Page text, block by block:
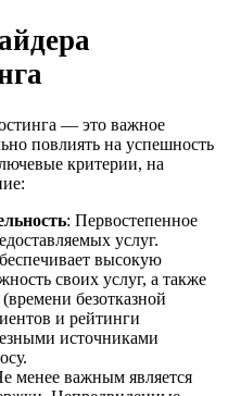
— это важное
повлиять на успешность
критерии, на
: Первостепенное
услуг.
высокую
своих услуг, а также
безотказной
и рейтинги
источниками
менее важным является